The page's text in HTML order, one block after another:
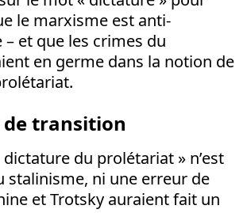
le marxisme est anti-
et que les crimes du
en germe dans la notion de
de transition
dictature du prolétariat » n’est
stalinisme, ni une erreur de
et Trotsky auraient fait un